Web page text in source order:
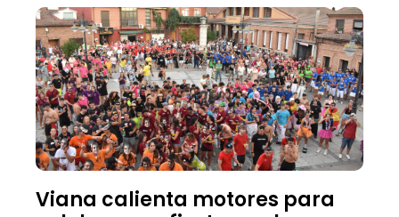
Viana calienta motores para